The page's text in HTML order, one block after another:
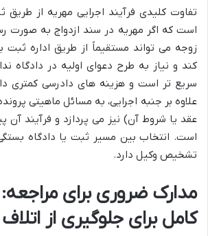
تفاوت کلیدی فرآیند اجرایی مهریه از طریق
است که اگر مهریه در سند ازدواج به صورت
زوجه می تواند مستقیماً از طریق اداره ثبت
کند و نیاز به طرح دعوای اولیه در دادگاه
سریع تر است و هزینه های دادرسی کمتری
علاوه بر جنبه اجرایی، به مسائل ماهیتی
عقد یا شروط آن) نیز می پردازد و فرآیند آن
است. انتخاب بین مسیر ثبت یا دادگاه
تشخیص وکیل دارد.
مدارک ضروری برای
کامل برای جلوگیری از